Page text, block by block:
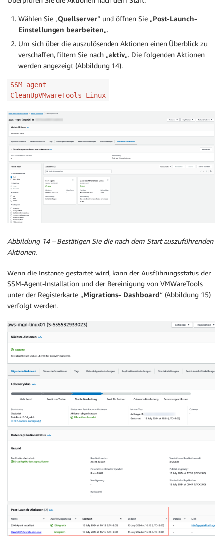
Wählen Sie „Quellserver“ und öffnen Sie „Post-Launch-
Einstellungen bearbeiten„.
Um sich über die auszulösenden Aktionen einen Überblick zu
verschaffen, filtern Sie nach „aktiv„. Die folgenden Aktionen
werden angezeigt (Abbildung 14).
SSM agent
CleanUpVMwareTools-Linux
Abbildung 14 – Bestätigen Sie die nach dem Start auszuführenden
Aktionen.
Wenn die Instance gestartet wird, kann der Ausführungsstatus der
SSM-Agent-Installation und der Bereinigung von VMWareTools
unter der Registerkarte „Migrations- Dashboard“ (Abbildung 15)
verfolgt werden.